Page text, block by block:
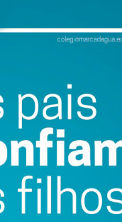
o mesmo
de 42,82 €